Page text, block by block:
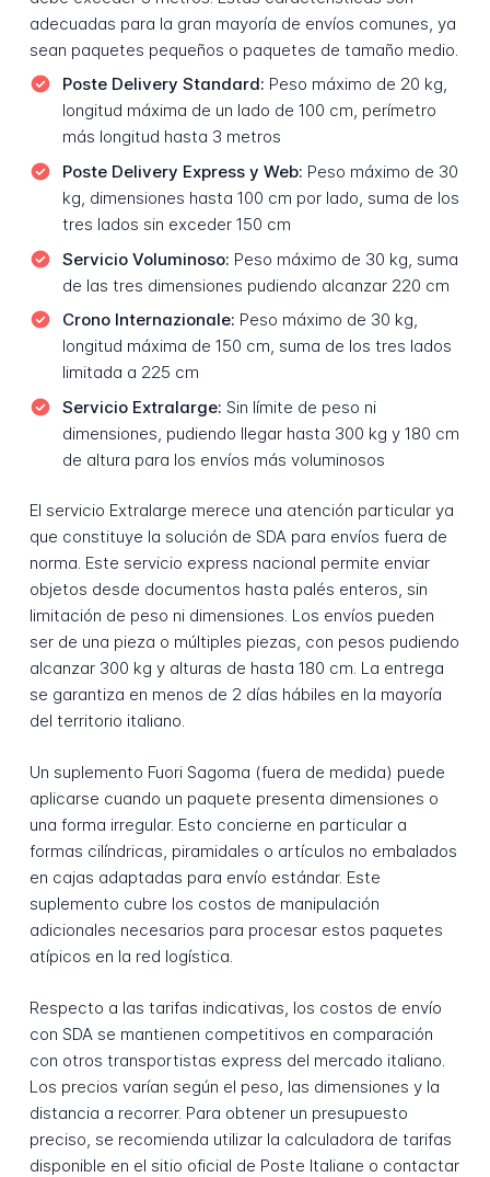
adecuadas para la gran mayoría de envíos comunes, ya
sean paquetes pequeños o paquetes de tamaño medio.
Poste Delivery Standard: Peso máximo de 20 kg,
longitud máxima de un lado de 100 cm, perímetro
más longitud hasta 3 metros
Poste Delivery Express y Web: Peso máximo de 30
kg, dimensiones hasta 100 cm por lado, suma de los
tres lados sin exceder 150 cm
Servicio Voluminoso: Peso máximo de 30 kg, suma
de las tres dimensiones pudiendo alcanzar 220 cm
Crono Internazionale: Peso máximo de 30 kg,
longitud máxima de 150 cm, suma de los tres lados
limitada a 225 cm
Servicio Extralarge: Sin límite de peso ni
dimensiones, pudiendo llegar hasta 300 kg y 180 cm
de altura para los envíos más voluminosos
El servicio Extralarge merece una atención particular ya
que constituye la solución de SDA para envíos fuera de
norma. Este servicio express nacional permite enviar
objetos desde documentos hasta palés enteros, sin
limitación de peso ni dimensiones. Los envíos pueden
ser de una pieza o múltiples piezas, con pesos pudiendo
alcanzar 300 kg y alturas de hasta 180 cm. La entrega
se garantiza en menos de 2 días hábiles en la mayoría
del territorio italiano.
Un suplemento Fuori Sagoma (fuera de medida) puede
aplicarse cuando un paquete presenta dimensiones o
una forma irregular. Esto concierne en particular a
formas cilíndricas, piramidales o artículos no embalados
en cajas adaptadas para envío estándar. Este
suplemento cubre los costos de manipulación
adicionales necesarios para procesar estos paquetes
atípicos en la red logística.
Respecto a las tarifas indicativas, los costos de envío
con SDA se mantienen competitivos en comparación
con otros transportistas express del mercado italiano.
Los precios varían según el peso, las dimensiones y la
distancia a recorrer. Para obtener un presupuesto
preciso, se recomienda utilizar la calculadora de tarifas
disponible en el sitio oficial de Poste Italiane o contactar